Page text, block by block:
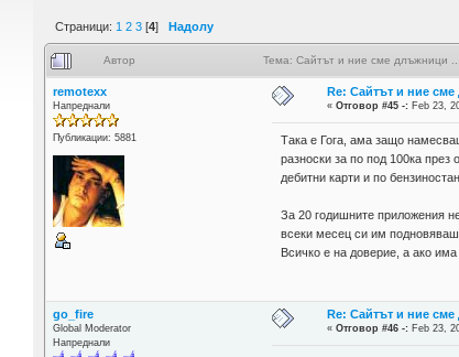
Страници: 1 2 3 [4] Надолу
Автор Тема: Сайтът и ние сме длъжници
remotexx
Напреднали
Публикации: 5881
Re: Сайтът и ние
«Отговор #45 -: Feb 23,
Така е Гога, ама защо
разноски за по под 100ка през
дебитни карти и по
За 20 годишните приложения
всеки месец си им
Всичко е на доверие, а ако
go_fire
Global Moderator
Напреднали
Re: Сайтът и ние
«Отговор #46 -: Feb 23,